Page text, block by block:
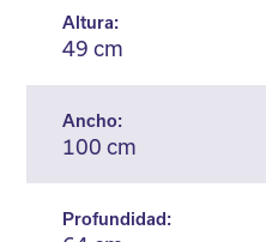
Altura:
49 cm
Ancho:
100 cm
Profundidad: